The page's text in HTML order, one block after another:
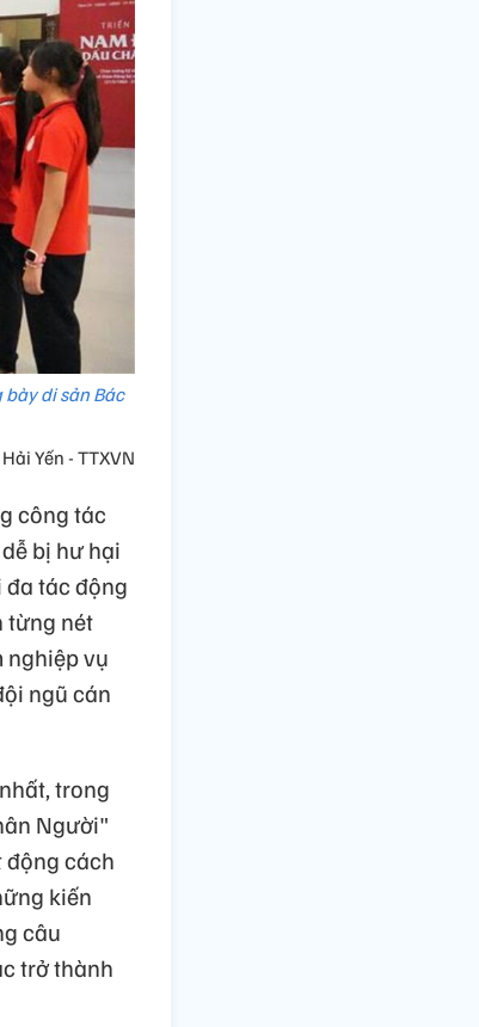
di sản Bác
Yến - TTXVN
công tác
bị hư hại
tác động
từng nét
nghiệp vụ
ngũ cán
trong
Người"
động cách
kiến
câu
trở thành